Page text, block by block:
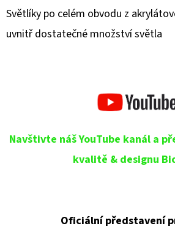
Světlíky po celém obvodu z
uvnitř dostatečné množství světla
Navštivte náš YouTube kanál a
kvalitě & designu
Oficiální představení